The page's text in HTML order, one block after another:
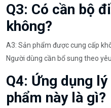
Q3: Có cần bộ
không?
A3: Sản phẩm được cung cấp
Người dùng cần bổ sung theo
Q4: Ứng dụng
phẩm này là gì?